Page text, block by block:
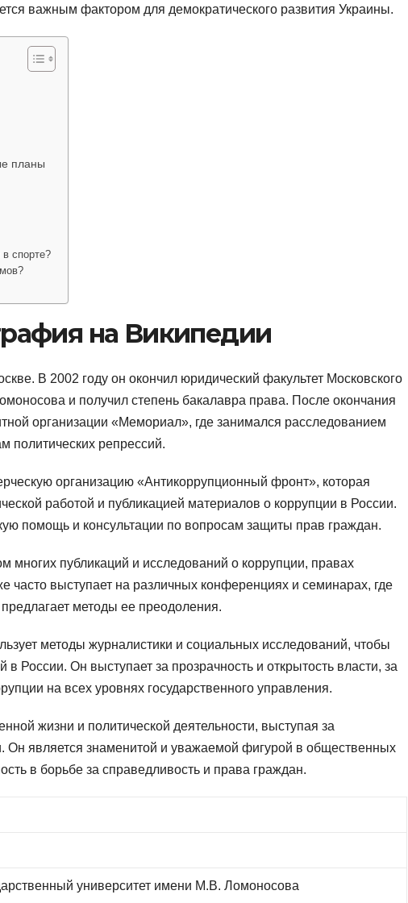
важным фактором для демократического развития Украины.
планы
спорте?
на Википедии
В 2002 году он окончил юридический факультет Московского
и получил степень бакалавра права. После окончания
организации «Мемориал», где занимался расследованием
политических репрессий.
организацию «Антикоррупционный фронт», которая
работой и публикацией материалов о коррупции в России.
помощь и консультации по вопросам защиты прав граждан.
публикаций и исследований о коррупции, правах
часто выступает на различных конференциях и семинарах, где
методы ее преодоления.
методы журналистики и социальных исследований, чтобы
России. Он выступает за прозрачность и открытость власти, за
на всех уровнях государственного управления.
жизни и политической деятельности, выступая за
Он является знаменитой и уважаемой фигурой в общественных
в борьбе за справедливость и права граждан.
университет имени М.В. Ломоносова